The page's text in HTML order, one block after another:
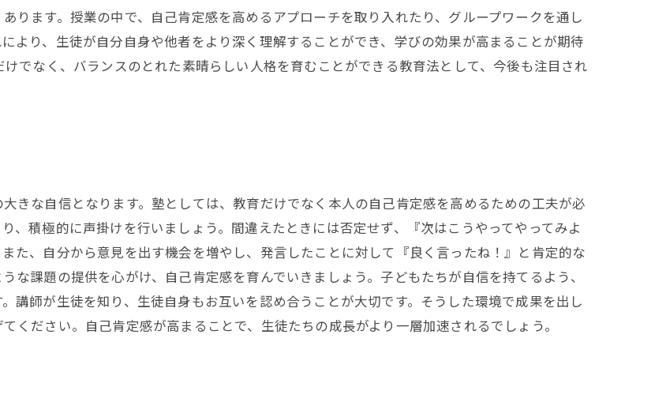
ります。授業の中で、自己肯定感を高めるアプローチを取り入れたり、グループワークを通し
より、生徒が自分自身や他者をより深く理解することができ、学びの効果が高まることが期待
でなく、バランスのとれた素晴らしい人格を育むことができる教育法として、今後も注目され
きな自信となります。塾としては、教育だけでなく本人の自己肯定感を高めるための工夫が必
、積極的に声掛けを行いましょう。間違えたときには否定せず、『次はこうやってやってみよ
た、自分から意見を出す機会を増やし、発言したことに対して『良く言ったね！』と肯定的な
な課題の提供を心がけ、自己肯定感を育んでいきましょう。子どもたちが自信を持てるよう、
講師が生徒を知り、生徒自身もお互いを認め合うことが大切です。そうした環境で成果を出し
ください。自己肯定感が高まることで、生徒たちの成長がより一層加速されるでしょう。